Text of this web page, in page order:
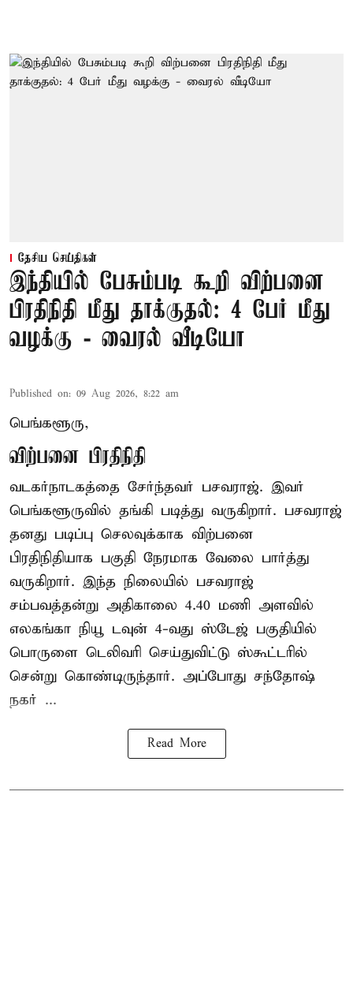
தேசிய செய்திகள்
இந்தியில் பேசும்படி கூறி விற்பனை
பிரதிநிதி மீது தாக்குதல்: 4 பேர் மீது
வழக்கு - வைரல் வீடியோ
Published on: 09 Aug 2026, 8:22 am
பெங்களூரு,
விற்பனை பிரதிநிதி
வடகர்நாடகத்தை சேர்ந்தவர் பசவராஜ். இவர்
பெங்களூருவில் தங்கி படித்து வருகிறார். பசவராஜ்
தனது படிப்பு செலவுக்காக விற்பனை
பிரதிநிதியாக பகுதி நேரமாக வேலை பார்த்து
வருகிறார். இந்த நிலையில் பசவராஜ்
சம்பவத்தன்று அதிகாலை 4.40 மணி அளவில்
எலகங்கா நியூ டவுன் 4-வது ஸ்டேஜ் பகுதியில்
பொருளை டெலிவரி செய்துவிட்டு ஸ்கூட்டரில்
சென்று கொண்டிருந்தார். அப்போது சந்தோஷ்
நகர் ...
Read More